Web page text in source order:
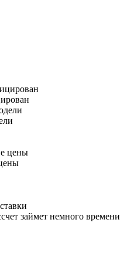
займет немного времени